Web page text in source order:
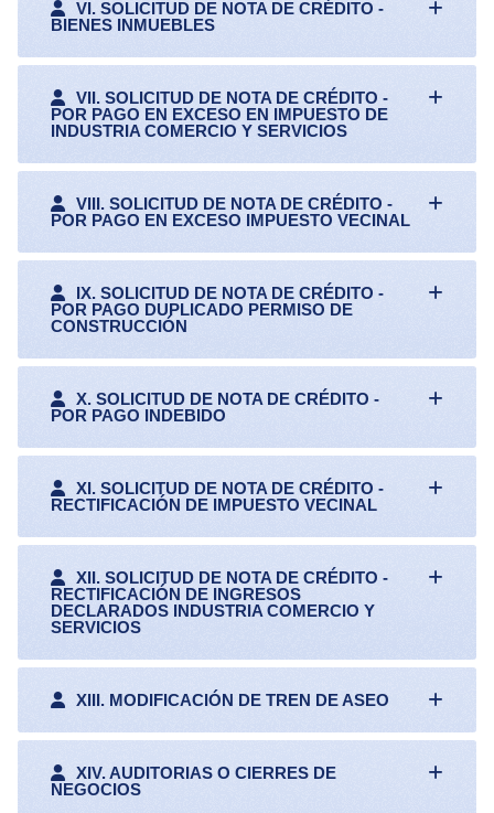
VI. SOLICITUD DE NOTA DE CRÉDITO -
BIENES INMUEBLES
VII. SOLICITUD DE NOTA DE CRÉDITO -
POR PAGO EN EXCESO EN IMPUESTO DE
INDUSTRIA COMERCIO Y SERVICIOS
VIII. SOLICITUD DE NOTA DE CRÉDITO -
POR PAGO EN EXCESO IMPUESTO VECINAL
IX. SOLICITUD DE NOTA DE CRÉDITO -
POR PAGO DUPLICADO PERMISO DE
CONSTRUCCIÓN
X. SOLICITUD DE NOTA DE CRÉDITO -
POR PAGO INDEBIDO
XI. SOLICITUD DE NOTA DE CRÉDITO -
RECTIFICACIÓN DE IMPUESTO VECINAL
XII. SOLICITUD DE NOTA DE CRÉDITO -
RECTIFICACIÓN DE INGRESOS
DECLARADOS INDUSTRIA COMERCIO Y
SERVICIOS
XIII. MODIFICACIÓN DE TREN DE ASEO
XIV. AUDITORIAS O CIERRES DE
NEGOCIOS